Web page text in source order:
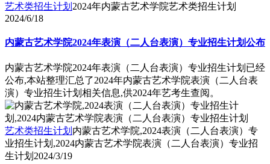
艺术类招生计划 2024年内蒙古艺术学院艺术类招生计划
2024/6/18
内蒙古艺术学院2024年表演（二人台表演）专业招生计划公布
内蒙古艺术学院2024年表演（二人台表演）专业招生计划已经
公布,本站整理汇总了2024年内蒙古艺术学院表演（二人台表
演）专业招生计划相关信息,供2024年艺考生查阅。
艺术类招生计划 内蒙古艺术学院,2024表演（二人台表演）专
业招生计划,2024内蒙古艺术学院表演（二人台表演）专业招
生计划 2024/3/19